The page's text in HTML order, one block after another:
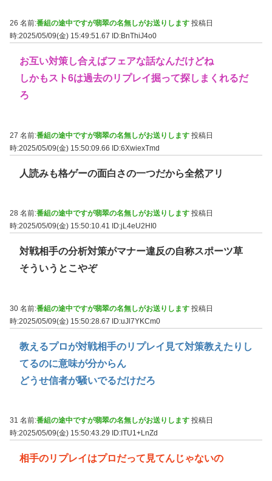
26 名前:番組の途中ですが翡翠の名無しがお送りします 投稿日
時:2025/05/09(金) 15:49:51.67
ID:BnThiJ4o0
お互い対策し合えばフェアな話なんだけどね
しかもスト6は過去のリプレイ掘って探しまくれるだ
ろ
27 名前:番組の途中ですが翡翠の名無しがお送りします 投稿日
時:2025/05/09(金) 15:50:09.66 ID:6XwiexTmd
人読みも格ゲーの面白さの一つだから全然アリ
28 名前:番組の途中ですが翡翠の名無しがお送りします 投稿日
時:2025/05/09(金) 15:50:10.41
ID:jL4eU2HI0
対戦相手の分析対策がマナー違反の自称スポーツ草
そういうとこやぞ
30 名前:番組の途中ですが翡翠の名無しがお送りします 投稿日
時:2025/05/09(金) 15:50:28.67 ID:uJl7YKCm0
教えるプロが対戦相手のリプレイ見て対策教えたりし
てるのに意味が分からん
どうせ信者が騒いでるだけだろ
31 名前:番組の途中ですが翡翠の名無しがお送りします 投稿日
時:2025/05/09(金) 15:50:43.29
ID:ITU1+LnZd
相手のリプレイはプロだって見てんじゃないの